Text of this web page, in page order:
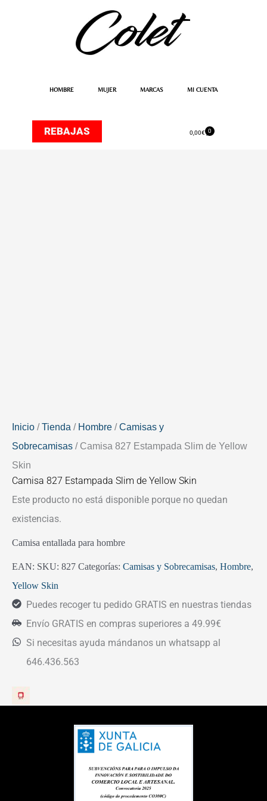
HOMBRE MUJER MARCAS MI CUENTA
REBAJAS 0,00€ 0
Carrito
Inicio /Tienda / Hombre /Camisas y
Sobrecamisas / Camisa 827 Estampada Slim de Yellow
Skin
Camisa 827 Estampada Slim de Yellow Skin
Este producto no está disponible porque no quedan
existencias.
Camisa entallada para hombre
EAN: SKU: 827 Categorías: Camisas y Sobrecamisas, Hombre,
Yellow Skin
Puedes recoger tu pedido GRATIS en nuestras tiendas
Envío GRATIS en compras superiores a 49.99€
Si necesitas ayuda mándanos un whatsapp al
646.436.563